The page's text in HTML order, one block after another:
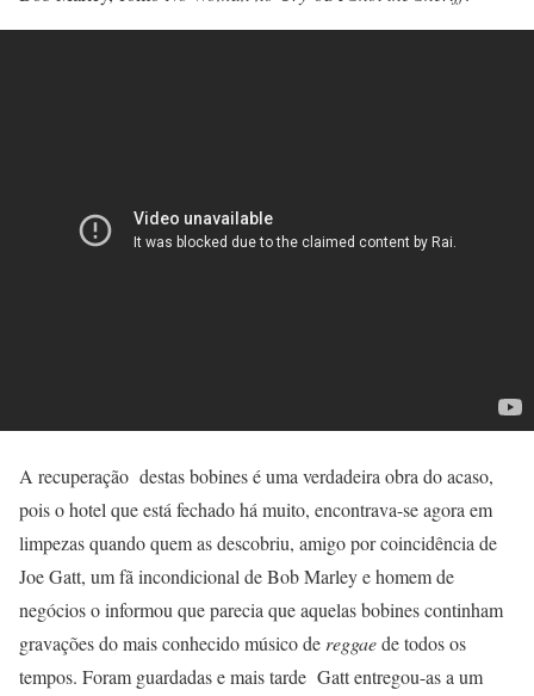
A recuperação destas bobines é uma verdadeira obra do acaso,
pois o hotel que está fechado há muito, encontrava-se agora em
limpezas quando quem as descobriu, amigo por coincidência de
Joe Gatt, um fã incondicional de Bob Marley e homem de
negócios o informou que parecia que aquelas bobines continham
gravações do mais conhecido músico dereggaede todos os
tempos. Foram guardadas e mais tarde Gatt entregou-as a um